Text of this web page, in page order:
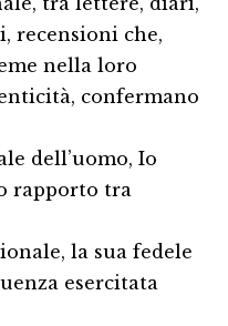
recensioni che,
nella loro
confermano
dell’uomo, Io
rapporto tra
la sua fedele
esercitata